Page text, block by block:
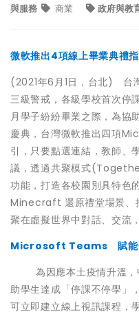
與服務 商業 政府與教
微軟推出4項線上畢業典禮
(2021年6月1日，台北) 台
三級警戒，各級學校首次停
月學子紛紛畢業之際，為協
慶典，台灣微軟推出四項
引 ，只要點選連結，教師、
議，透過共聚模式
功能，打造各校園別具特色
Minecraft 還原禮堂場景、
聚在虛擬世界中對話、交流
Microsoft Teams 賦能
為因應本土疫情升溫
助學生達成「停課不停學
可立即建立線上視訊課程，